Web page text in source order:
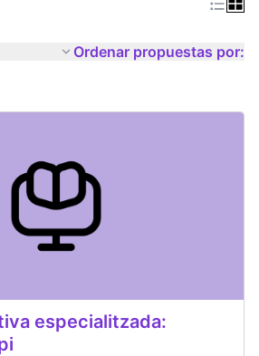
Ordenar propuestas por:
especialitzada: